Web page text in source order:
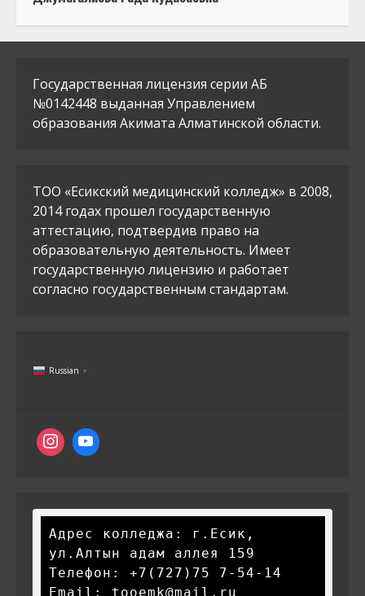
Государственная лицензия серии АБ
№0142448 выданная Управлением
образования Акимата Алматинской области.
ТОО «Есикский медицинский колледж» в 2008,
2014 годах прошел государственную
аттестацию, подтвердив право на
образовательную деятельность. Имеет
государственную лицензию и работает
согласно государственным стандартам.
Russian ▼
Адрес колледжа: г.Есик,
ул.Алтын адам аллея 159
Телефон: +7(727)75 7-54-14
Email: tooemk@mail.ru